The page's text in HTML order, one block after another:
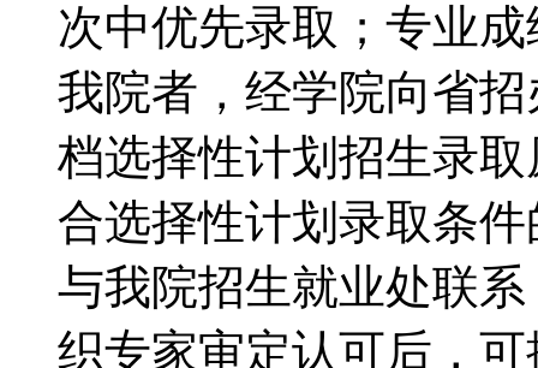
次中优先录取；专业
我院者，经学院向省
档选择性计划招生录
合选择性计划录取条
与我院招生就业处联
织专家审定认可后，